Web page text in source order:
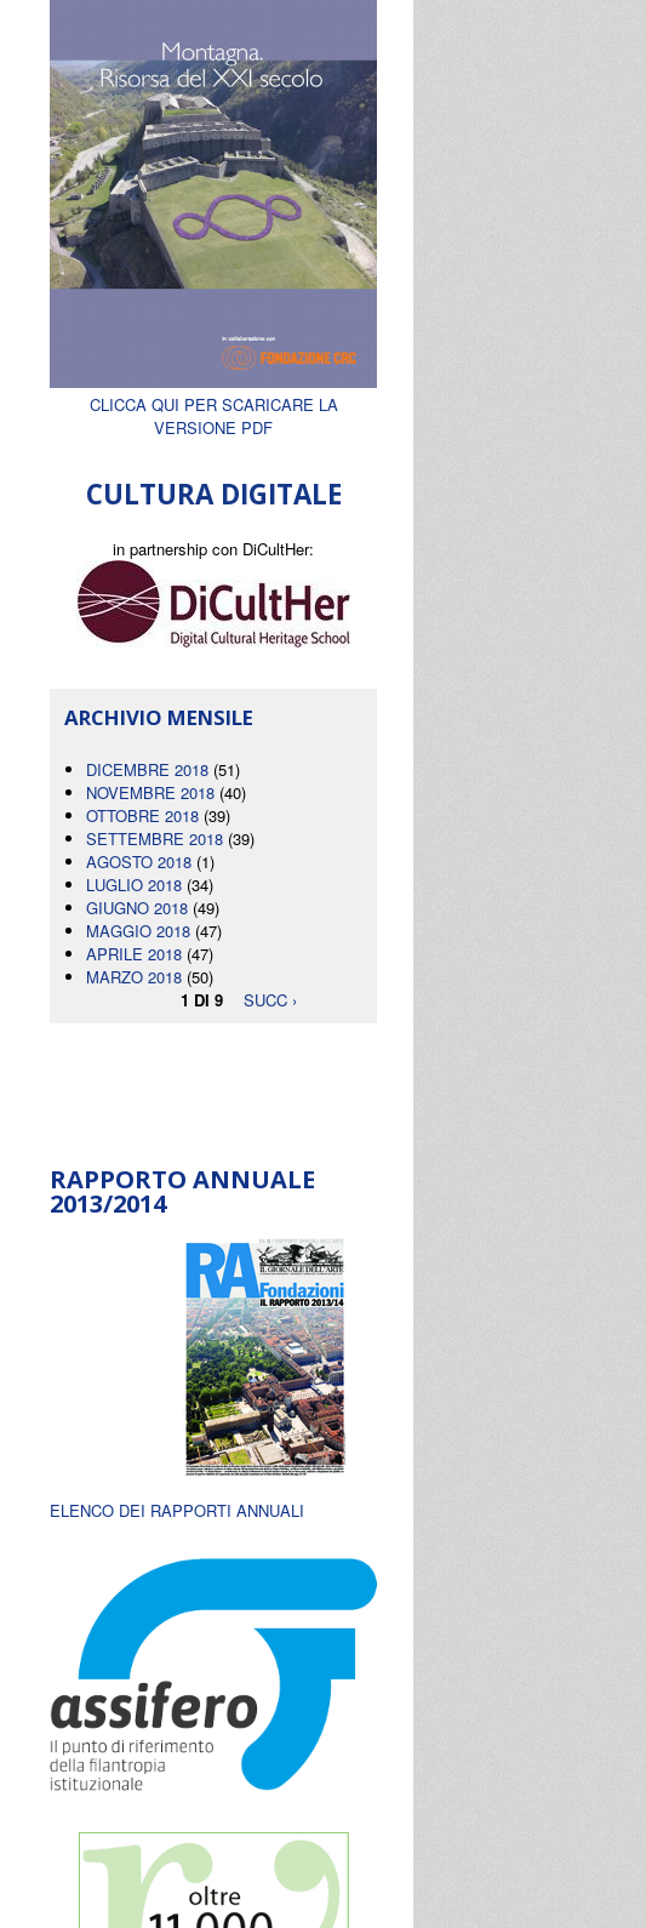
CLICCA QUI PER SCARICARE LA
VERSIONE PDF
CULTURA DIGITALE
in partnership con DiCultHer:
ARCHIVIO MENSILE
DICEMBRE 2018 (51)
NOVEMBRE 2018 (40)
OTTOBRE 2018 (39)
SETTEMBRE 2018 (39)
AGOSTO 2018 (1)
LUGLIO 2018 (34)
GIUGNO 2018 (49)
MAGGIO 2018 (47)
APRILE 2018 (47)
MARZO 2018 (50)
1 DI 9
SUCC ›
RAPPORTO ANNUALE
2013/2014
ELENCO DEI RAPPORTI ANNUALI